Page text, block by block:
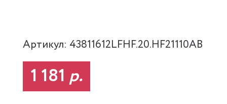
Артикул: 43811612LFHF.20.HF21110AB
1 181 р.